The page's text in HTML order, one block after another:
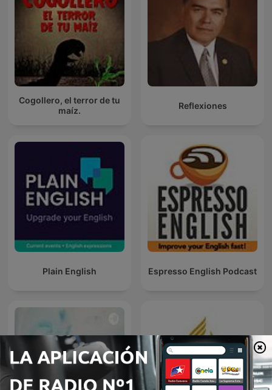
Cogollero, el terror de tu
maíz.
Reflexiones
Plain English Espresso English Podcast